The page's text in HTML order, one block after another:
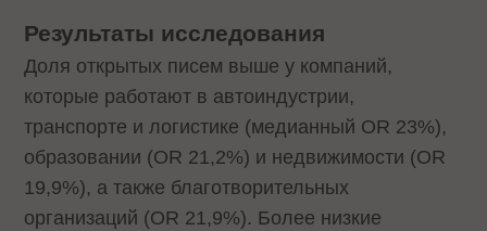
Результаты исследования
Доля открытых писем выше у компаний,
которые работают в автоиндустрии,
транспорте и логистике (медианный OR 23%),
образовании (OR 21,2%) и недвижимости (OR
19,9%), а также благотворительных
организаций (OR 21,9%). Более низкие